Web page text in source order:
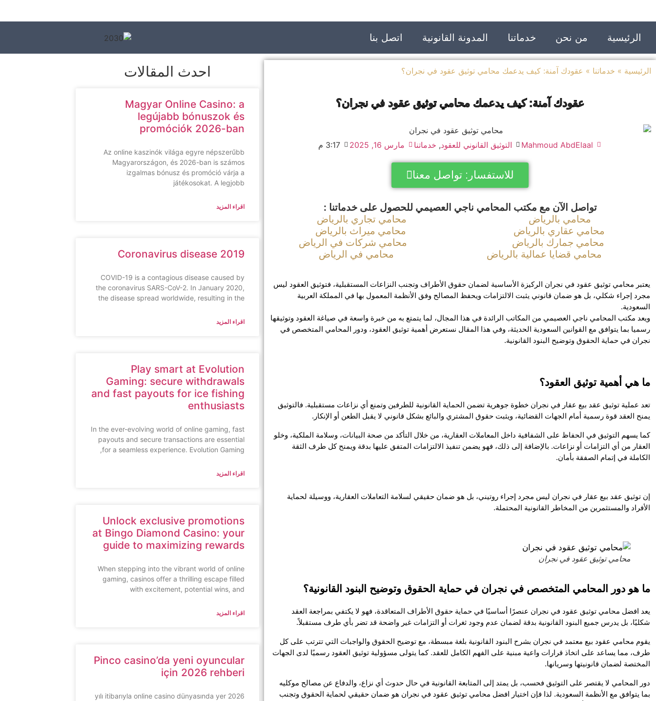
الرئيسية من نحن خدماتنا المدونة القانونية اتصل بنا
الرئيسية » خدماتنا » عقودك آمنة: كيف يدعمك محامي توثيق عقود في نجران؟
عقودك آمنة: كيف يدعمك محامي توثيق عقود في نجران؟
Mahmoud AbdElaal التوثيق القانوني للعقود, خدماتنا مارس 16, 2025 3:17 م
للاستفسار: تواصل معنا
تواصل الآن مع مكتب المحامي ناجي العصيمي للحصول على خدماتنا :
محامي بالرياض
محامي تجاري بالرياض
محامي عقاري بالرياض
محامي ميراث بالرياض
محامي جمارك بالرياض
محامي شركات في الرياض
محامي قضايا عمالية بالرياض
محامي في الرياض
السعودية.
نجران في حماية الحقوق وتوضيح البنود القانونية.
ما هي أهمية توثيق العقود؟
يمنح العقد قوة رسمية أمام الجهات القضائية، ويثبت حقوق المشتري والبائع بشكل قانوني لا يقبل الطعن أو الإنكار.
الكاملة في إتمام الصفقة بأمان.
الأفراد والمستثمرين من المخاطر القانونية المحتملة.
محامي توثيق عقود في نجران
ما هو دور المحامي المتخصص في نجران في حماية الحقوق وتوضيح البنود القانونية؟
شكليًا، بل يدرس جميع البنود القانونية بدقة لضمان عدم وجود ثغرات أو التزامات غير واضحة قد تضر بأي طرف مستقبلاً.
المختصة لضمان قانونيتها وسريانها.
احدث المقالات
Magyar Online Casino: a
legújabb bónuszok és
promóciók 2026-ban
Az online kaszinók világa egyre népszerűbb
Magyarországon, és 2026-ban is számos
izgalmas bónusz és promóció várja a
játékosokat. A legjobb
اقراء المزيد
Coronavirus disease 2019
COVID-19 is a contagious disease caused by
the coronavirus SARS-CoV-2. In January 2020,
the disease spread worldwide, resulting in the
اقراء المزيد
Play smart at Evolution
Gaming: secure withdrawals
and fast payouts for ice fishing
enthusiasts
In the ever-evolving world of online gaming, fast
payouts and secure transactions are essential
for a seamless experience. Evolution Gaming,
اقراء المزيد
Unlock exclusive promotions
at Bingo Diamond Casino: your
guide to maximizing rewards
When stepping into the vibrant world of online
gaming, casinos offer a thrilling escape filled
with excitement, potential wins, and
اقراء المزيد
Pinco casino’da yeni oyuncular
için 2026 rehberi
2026 yılı itibarıyla online casino dünyasında yer